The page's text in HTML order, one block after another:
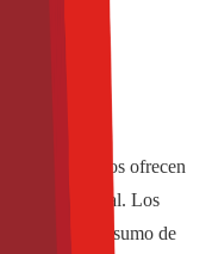
modernos ofrecen
tradicional. Los
10%, el consumo de